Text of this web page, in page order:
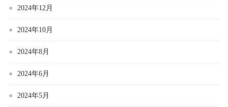
2024年12月
2024年10月
2024年8月
2024年6月
2024年5月